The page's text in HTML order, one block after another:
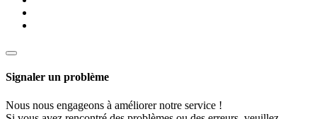
Signaler un problème
Nous nous engageons à améliorer notre service !